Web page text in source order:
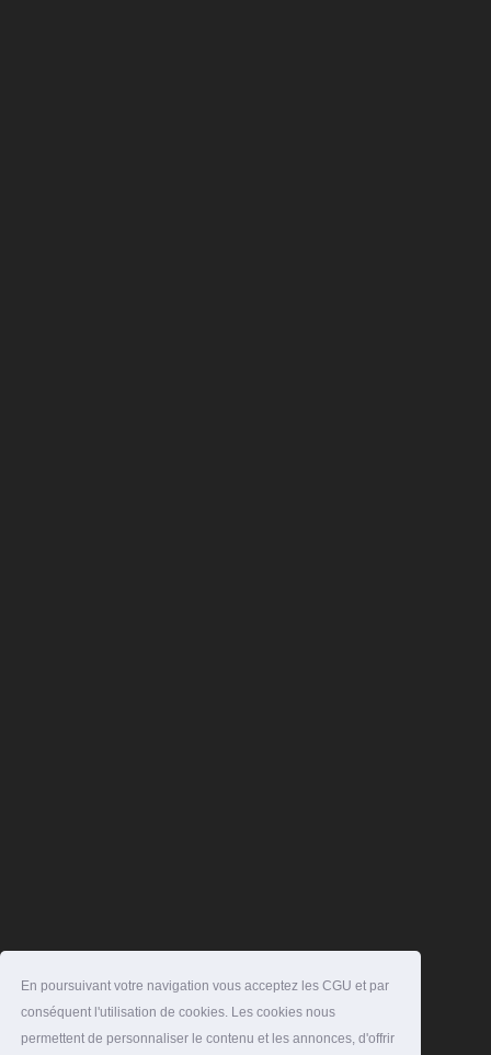
En poursuivant votre navigation vous acceptez les CGU et par
conséquent l'utilisation de cookies. Les cookies nous
permettent de personnaliser le contenu et les annonces, d'offrir